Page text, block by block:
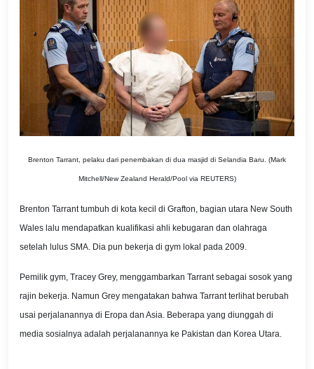
Brenton Tarrant, pelaku dari penembakan di dua masjid di Selandia Baru. (Mark
Mitchell/New Zealand Herald/Pool via REUTERS)
Brenton Tarrant tumbuh di kota kecil di Grafton, bagian utara New South
Wales lalu mendapatkan kualifikasi ahli kebugaran dan olahraga
setelah lulus SMA. Dia pun bekerja di gym lokal pada 2009.
Pemilik gym, Tracey Grey, menggambarkan Tarrant sebagai sosok yang
rajin bekerja. Namun Grey mengatakan bahwa Tarrant terlihat berubah
usai perjalanannya di Eropa dan Asia. Beberapa yang diunggah di
media sosialnya adalah perjalanannya ke Pakistan dan Korea Utara.